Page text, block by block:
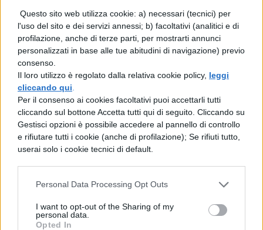
Questo sito web utilizza cookie: a) necessari (tecnici) per
l'uso del sito e dei servizi annessi; b) facoltativi (analitici e di
profilazione, anche di terze parti, per mostrarti annunci
personalizzati in base alle tue abitudini di navigazione) previo
consenso.
Il loro utilizzo è regolato dalla relativa cookie policy, leggi
cliccando qui
Per il consenso ai cookies facoltativi puoi accettarli tutti
cliccando sul bottone Accetta tutti qui di seguito. Cliccando su
Gestisci opzioni è possibile accedere al pannello di controllo
e rifiutare tutti i cookie (anche di profilazione); Se rifiuti tutto,
userai solo i cookie tecnici di default.
Personal Data Processing Opt Outs
I want to opt-out of the Sharing of my
personal data.
Opted In
sfocia nella Mosa ed alle parti estreme
dell’Ardenna, dove sentiva (dire) essere
partito Ambiorige con pochi cavalieri.
Partendo assicura di ritornare entro il
settimo giorno, data per la quale sapeva
che si doveva il frumento a quella legione,
che era rimasta a presidio. Esorta Labieno e
Trebonio, se potessero farlo a vantaggio
intraprendere un altro inizio di guerra.